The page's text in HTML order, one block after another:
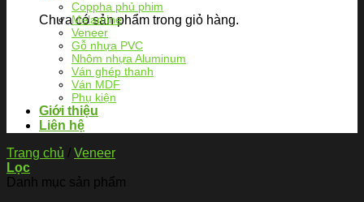
Chưa có sản phẩm trong giỏ hàng.
Coppha phủ phim
Melamine
Veneer
Gỗ nhựa PVC
Nhôm nhựa Aluminum
Ván ghép thanh
Ván MDF
Phụ kiện
Giới thiệu
Liên hệ
Trang chủ / Veneer
Lọc
Danh mục sản phẩm